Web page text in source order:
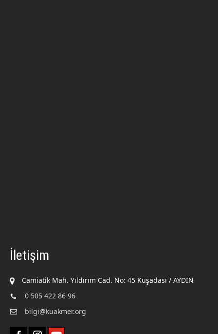
İletişim
Camiatik Mah. Yıldırım Cad. No: 45 Kuşadası / AYDIN
0 505 422 86 96
bilgi@kuakmer.org